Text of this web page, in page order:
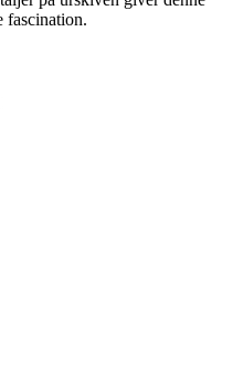
fascination.